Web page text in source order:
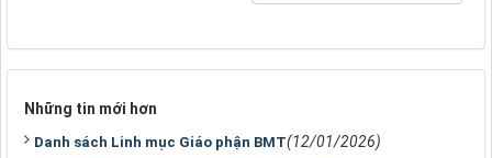
Những tin mới hơn
Danh sách Linh mục Giáo phận BMT(12/01/2026)